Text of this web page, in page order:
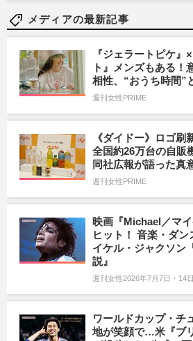
メディアの最新記事
『ジェラートピケ』
ト』メンズもある！
相性、“おうち時間”
週刊女性PRIME
《ダイドー》ロゴ刷
全国約26万台の自販
同社広報が語った真
週刊女性PRIME
映画『Michael／マ
ヒット！ 音楽・ダ
イケル・ジャクソン
説』
週刊女性2026年7月7日・14
ワールドカップ・チ
地が笑顔で…米『ブ